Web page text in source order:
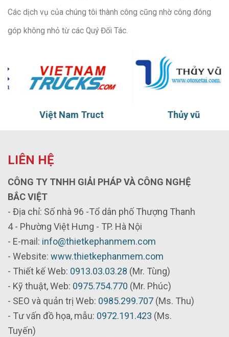
Các dịch vụ của chúng tôi thành công cũng nhờ công đóng
góp không nhỏ từ các Quý Đối Tác.
Việt Nam Truct Thủy vũ
LIÊN HỆ
CÔNG TY TNHH GIẢI PHÁP VÀ CÔNG NGHỆ
BẮC VIỆT
- Địa chỉ: Số nhà 96 -Tổ dân phố Thượng Thanh
4 - Phường Việt Hưng - TP. Hà Nội
- E-mail: info@thietkephanmem.com
- Website: www.thietkephanmem.com
- Thiết kế Web: 0913.03.03.28 (Mr. Tùng)
- Kỹ thuật, Web: 0975.754.770 (Mr. Phúc)
- SEO và quản trị Web: 0985.299.707 (Ms. Thu)
- Tư vấn đồ họa, mẫu: 0972.191.423 (Ms.
Tuyến)